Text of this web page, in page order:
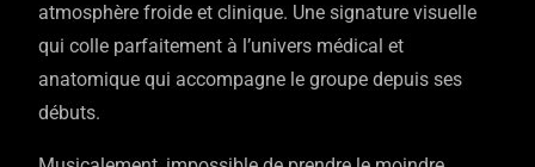
atmosphère froide et clinique. Une signature visuelle
qui colle parfaitement à l’univers médical et
anatomique qui accompagne le groupe depuis ses
débuts.